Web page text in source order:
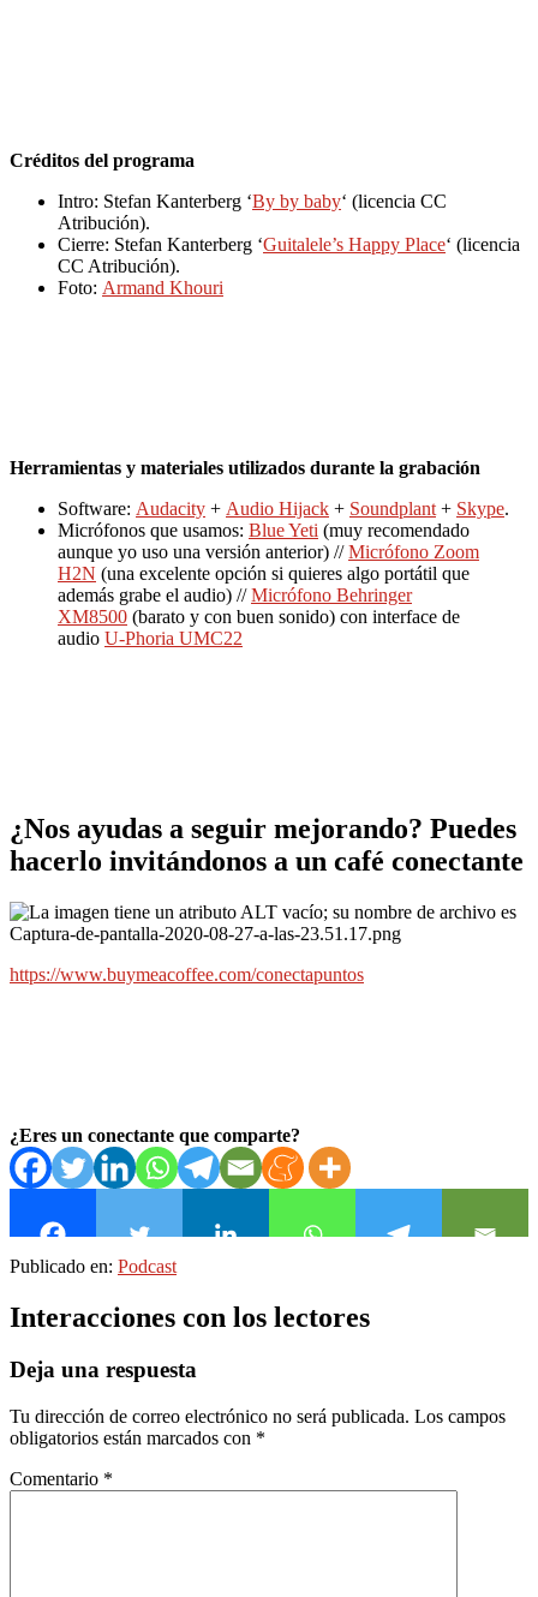
Créditos del programa
Intro: Stefan Kanterberg ‘By by baby‘ (licencia CC
Atribución).
Cierre: Stefan Kanterberg ‘Guitalele’s Happy Place‘ (licencia
CC Atribución).
Foto: Armand Khouri
Herramientas y materiales utilizados durante la grabación
Software: Audacity + Audio Hijack + Soundplant + Skype.
Micrófonos que usamos: Blue Yeti (muy recomendado
aunque yo uso una versión anterior) //Micrófono Zoom
H2N (una excelente opción si quieres algo portátil que
además grabe el audio) //Micrófono Behringer
XM8500 (barato y con buen sonido) con interface de
audio U-Phoria UMC22
¿Nos ayudas a seguir mejorando? Puedes
hacerlo invitándonos a un café conectante
https://www.buymeacoffee.com/conectapuntos
¿Eres un conectante que comparte?
Publicado en: Podcast
Interacciones con los lectores
Deja una respuesta
Tu dirección de correo electrónico no será publicada. Los campos
obligatorios están marcados con *
Comentario *